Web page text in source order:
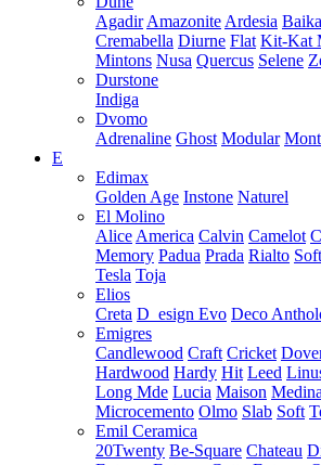
Agadir Amazonite Ardesia
Cremabella Diurne Flat Kit-Kat
Mintons Nusa Quercus Selene
Durstone
Indiga
Dvomo
Adrenaline Ghost Modular
E
Edimax
Golden Age Instone Naturel
El Molino
Alice America Calvin Camelot
Memory Padua Prada Rialto
Tesla Toja
Elios
Creta D_esign Evo Deco
Emigres
Candlewood Craft Cricket
Hardwood Hardy Hit Leed
Long Mde Lucia Maison Medina
Microcemento Olmo Slab Soft
Emil Ceramica
20Twenty Be-Square Chateau